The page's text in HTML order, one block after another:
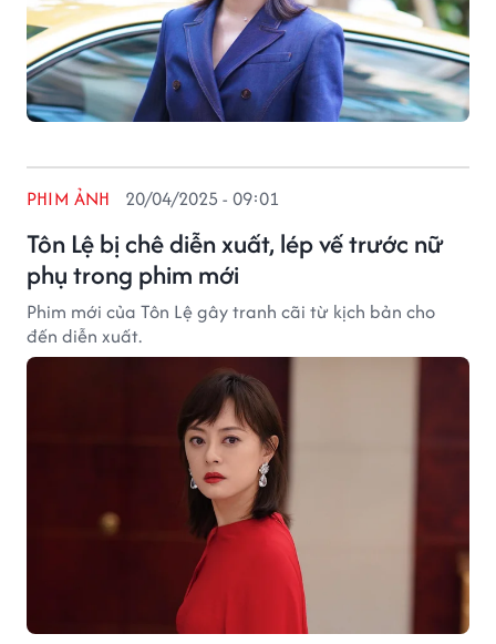
Tôn Lệ bị chê diễn xuất, lép vế trước nữ
phụ trong phim mới
PHIM ẢNH 20/04/2025 - 09:01
Phim mới của Tôn Lệ gây tranh cãi từ kịch bản cho
đến diễn xuất.